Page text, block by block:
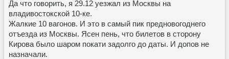
Да что говорить, я 29.12 уезжал из Москвы на
владивостокской 10-ке.
Жалкие 10 вагонов. И это в самый пик предновогоднего
отъезда из Москвы. Ясен пень, что билетов в сторону
Кирова было шаром покати задолго до даты. И допов не
назначали.